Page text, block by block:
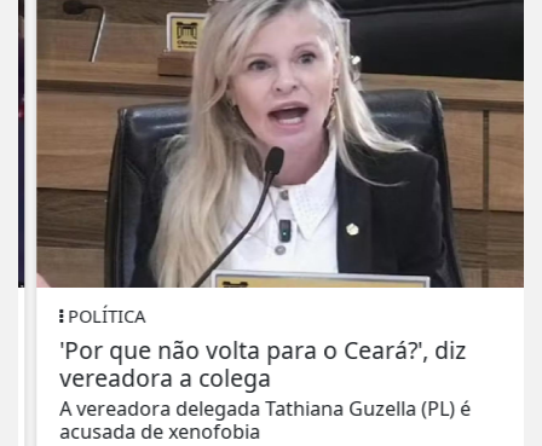
POLÍTICA
'Por que não volta para o Ceará?', diz
vereadora a colega
A vereadora delegada Tathiana Guzella (PL) é
acusada de xenofobia